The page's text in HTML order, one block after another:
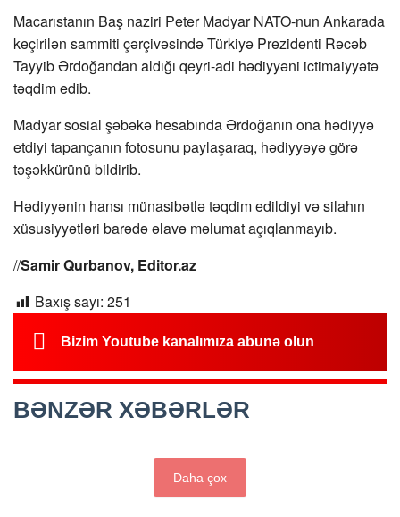
Macarıstanın Baş naziri Peter Madyar NATO-nun Ankarada
keçirilən sammiti çərçivəsində Türkiyə Prezidenti Rəcəb
Tayyib Ərdoğandan aldığı qeyri-adi hədiyyəni ictimaiyyətə
təqdim edib.
Madyar sosial şəbəkə hesabında Ərdoğanın ona hədiyyə
etdiyi tapançanın fotosunu paylaşaraq, hədiyyəyə görə
təşəkkürünü bildirib.
Hədiyyənin hansı münasibətlə təqdim edildiyi və silahın
xüsusiyyətləri barədə əlavə məlumat açıqlanmayıb.
//Samir Qurbanov, Editor.az
Baxış sayı: 251
Bizim Youtube kanalımıza abunə olun
BƏNZƏR XƏBƏRLƏR
Daha çox